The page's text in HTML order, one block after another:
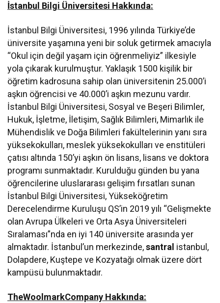
İstanbul Bilgi Üniversitesi Hakkında:
İstanbul Bilgi Üniversitesi, 1996 yılında Türkiye’de
üniversite yaşamına yeni bir soluk getirmek amacıyla
“Okul için değil yaşam için öğrenmeliyiz” ilkesiyle
yola çıkarak kurulmuştur. Yaklaşık 1500 kişilik bir
öğretim kadrosuna sahip olan üniversitenin 25.000’i
aşkın öğrencisi ve 40.000’i aşkın mezunu vardır.
İstanbul Bilgi Üniversitesi, Sosyal ve Beşeri Bilimler,
Hukuk, İşletme, İletişim, Sağlık Bilimleri, Mimarlık ile
Mühendislik ve Doğa Bilimleri fakültelerinin yanı sıra
yüksekokulları, meslek yüksekokulları ve enstitüleri
çatısı altında 150’yi aşkın ön lisans, lisans ve doktora
programı sunmaktadır. Kurulduğu günden bu yana
öğrencilerine uluslararası gelişim fırsatları sunan
İstanbul Bilgi Üniversitesi, Yükseköğretim
Derecelendirme Kuruluşu QS’in 2019 yılı “Gelişmekte
olan Avrupa Ülkeleri ve Orta Asya Üniversiteleri
Sıralaması”nda en iyi 140 üniversite arasında yer
almaktadır. İstanbul’un merkezinde,santral istanbul,
Dolapdere, Kuştepe ve Kozyatağı olmak üzere dört
kampüsü bulunmaktadır.
TheWoolmarkCompany Hakkında: